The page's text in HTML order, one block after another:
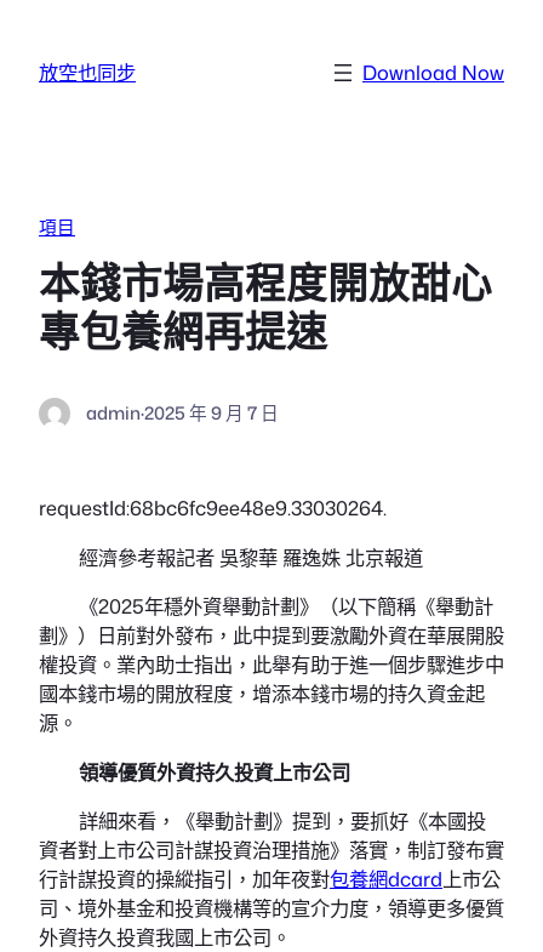
放空也同步 Download Now
項目
本錢市場高程度開放甜心
專包養網再提速
admin·2025 年 9 月 7 日
requestId:68bc6fc9ee48e9.33030264.
經濟參考報記者 吳黎華 羅逸姝 北京報道
《2025年穩外資舉動計劃》（以下簡稱《舉動計
劃》）日前對外發布，此中提到要激勵外資在華展開股
權投資。業內助士指出，此舉有助于進一個步驟進步中
國本錢市場的開放程度，增添本錢市場的持久資金起
源。
領導優質外資持久投資上市公司
詳細來看，《舉動計劃》提到，要抓好《本國投
資者對上市公司計謀投資治理措施》落實，制訂發布實
行計謀投資的操縱指引，加年夜對包養網dcard上市公
司、境外基金和投資機構等的宣介力度，領導更多優質
外資持久投資我國上市公司。